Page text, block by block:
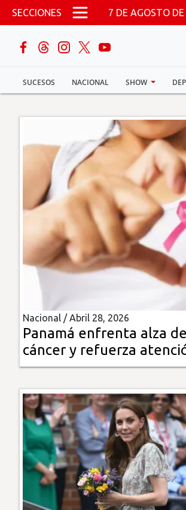
Pasar al contenido principal
SECCIONES 7 DE AGOSTO
SUCESOS NACIONAL SHOW
buscar
Sucesos
Nacional
Deportes
Mundo
Multimedia
Impreso
Nacional /Abril 28, 2026
Panamá enfrenta alza
cáncer y refuerza